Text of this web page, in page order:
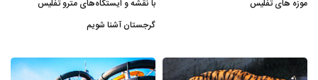
موزه های تفلیس
با نقشه و ایستگاه‌های مترو تفلیس
گرجستان آشنا شویم